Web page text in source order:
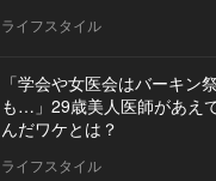
ライフスタイル
「学会や女医会はバーキン
も…」29歳美人医師があえ
んだワケとは？
ライフスタイル